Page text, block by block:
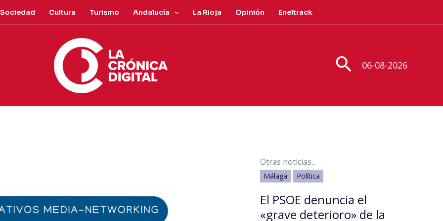
Sociedad Cultura Turismo Andalucía La Rioja Opinión Eneltrack
Buscar
06-08-2026
Otras noticias...
Málaga Política
El PSOE denuncia el
«grave deterioro» de la